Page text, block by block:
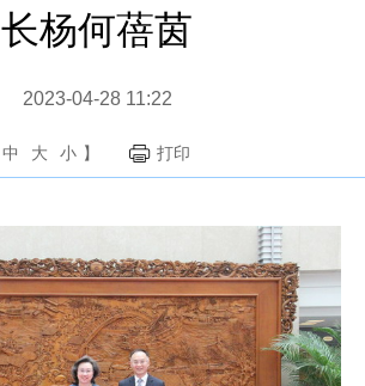
长杨何蓓茵
2023-04-28 11:22
中 大 小 】 打印